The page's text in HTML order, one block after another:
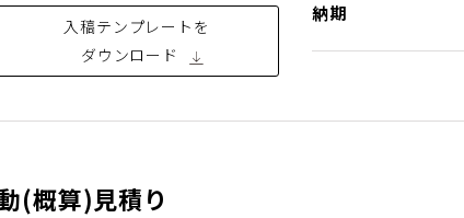
入稿テンプレートを
ダウンロード
納期
(概算)⾒積り